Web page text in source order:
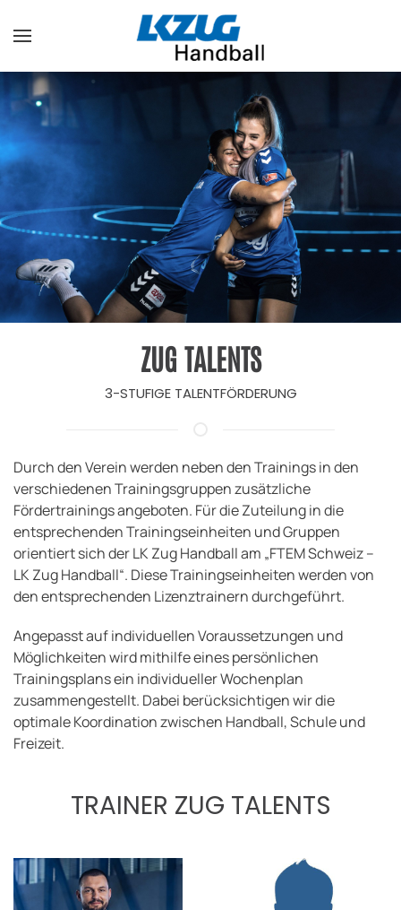
Zum Hauptinhalt springen
ZUG TALENTS
3-STUFIGE TALENTFÖRDERUNG
Durch den Verein werden neben den Trainings in den
verschiedenen Trainingsgruppen zusätzliche
Fördertrainings angeboten. Für die Zuteilung in die
entsprechenden Trainingseinheiten und Gruppen
orientiert sich der LK Zug Handball am „FTEM Schweiz –
LK Zug Handball“. Diese Trainingseinheiten werden von
den entsprechenden Lizenztrainern durchgeführt.
Angepasst auf individuellen Voraussetzungen und
Möglichkeiten wird mithilfe eines persönlichen
Trainingsplans ein individueller Wochenplan
zusammengestellt. Dabei berücksichtigen wir die
optimale Koordination zwischen Handball, Schule und
Freizeit.
TRAINER ZUG TALENTS